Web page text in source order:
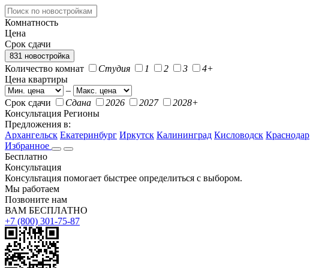
Комнатность
Цена
Срок сдачи
831 новостройка
Количество комнат Студия 1 2 3
4+
Цена квартиры
–
Срок сдачи
Сдана 2026 2027
2028+
Консультация Регионы
Предложения в:
Архангельск Екатеринбург Иркутск Калининград Кисловодск Краснодар
Избранное
Бесплатно
Консультация
Консультация помогает быстрее определиться с выбором.
Мы работаем
Позвоните нам
ВАМ БЕСПЛАТНО
+7 (800) 301-75-87